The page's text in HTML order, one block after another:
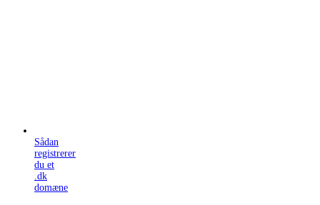
Sådan
registrerer
du et
.dk
domæne